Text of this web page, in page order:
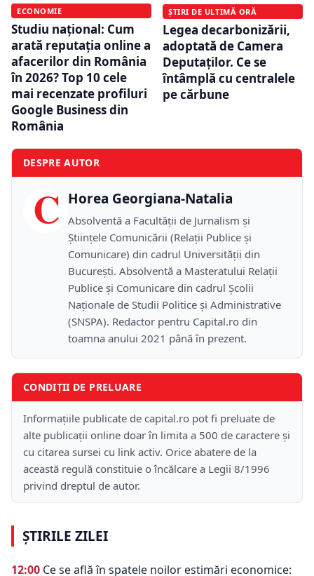
ECONOMIE
Studiu național: Cum
arată reputația online a
afacerilor din România
în 2026? Top 10 cele
mai recenzate profiluri
Google Business din
România
ȘTIRI DE ULTIMĂ ORĂ
Legea decarbonizării,
adoptată de Camera
Deputaților. Ce se
întâmplă cu centralele
pe cărbune
DESPRE AUTOR
C Horea Georgiana-Natalia
Absolventă a Facultății de Jurnalism și
Științele Comunicării (Relații Publice și
Comunicare) din cadrul Universității din
București. Absolventă a Masteratului Relații
Publice și Comunicare din cadrul Școlii
Naţionale de Studii Politice și Administrative
(SNSPA). Redactor pentru Capital.ro din
toamna anului 2021 până în prezent.
CONDIȚII DE PRELUARE
Informațiile publicate de capital.ro pot fi preluate de
alte publicații online doar în limita a 500 de caractere și
cu citarea sursei cu link activ. Orice abatere de la
această regulă constituie o încălcare a Legii 8/1996
privind dreptul de autor.
ȘTIRILE ZILEI
12:00 Ce se află în spatele noilor estimări economice: